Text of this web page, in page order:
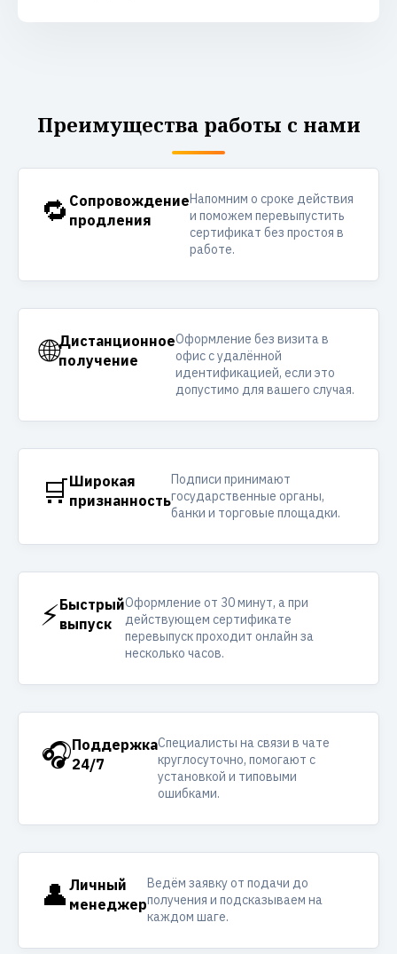
Преимущества работы с нами
🔁 Сопровождение
продления
Напомним о сроке действия
и поможем перевыпустить
сертификат без простоя в
работе.
🌐Дистанционное
получение
Оформление без визита в
офис с удалённой
идентификацией, если это
допустимо для вашего случая.
🛒Широкая
признанность
Подписи принимают
государственные органы,
банки и торговые площадки.
⚡Быстрый
выпуск
Оформление от 30 минут, а при
действующем сертификате
перевыпуск проходит онлайн за
несколько часов.
🎧Поддержка
24/7
Специалисты на связи в чате
круглосуточно, помогают с
установкой и типовыми
ошибками.
👤 Личный
менеджер
Ведём заявку от подачи до
получения и подсказываем на
каждом шаге.